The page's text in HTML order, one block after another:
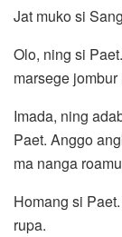
Jat muko si
Olo, ning si
marsege
Imada, ning
Paet. Anggo
ma nanga
Homang si
rupa.